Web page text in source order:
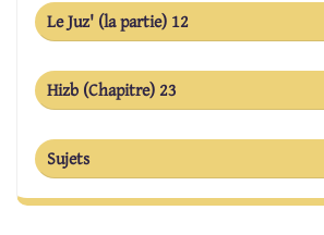
Le Juz' (la partie) 12
Hizb (Chapitre) 23
Sujets